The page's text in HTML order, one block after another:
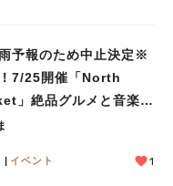
予報のため中止決定※
7/25開催「North
」絶品グルメと音楽ラ
♪
イベント 1